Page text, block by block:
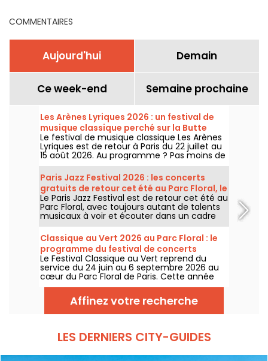
COMMENTAIRES
Aujourd'hui Demain
Ce week-end Semaine prochaine
Les Arènes Lyriques 2026 : un festival de
musique classique perché sur la Butte
Montmartre
Le festival de musique classique Les Arènes
Lyriques est de retour à Paris du 22 juillet au
15 août 2026. Au programme ? Pas moins de
16 concerts donnés au sein des Arènes de
Montmartre, un cadre idyllique pour écouter
les grands classiques.
Paris Jazz Festival 2026 : les concerts
gratuits de retour cet été au Parc Floral, le
programme
Le Paris Jazz Festival est de retour cet été au
Parc Floral, avec toujours autant de talents
musicaux à voir et écouter dans un cadre
bucolique. Voici le programme des concerts
gratuits à découvrir du 24 juin au 6
septembre 2026 !
Classique au Vert 2026 au Parc Floral : le
programme du festival de concerts
gratuits
Le Festival Classique au Vert reprend du
service du 24 juin au 6 septembre 2026 au
cœur du Parc Floral de Paris. Cette année
encore, Classique au Vert invite les
mélomanes et les néophytes à prendre du
bon tempo et du beau temps auprès
d’artistes reconnus et en devenir.
Affinez votre recherche
LES DERNIERS CITY-GUIDES